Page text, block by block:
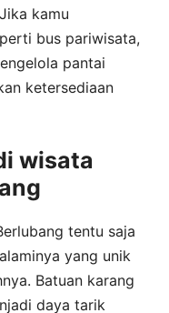
kamu
bus pariwisata,
pantai
ketersediaan
wisata
tentu saja
yang unik
Batuan karang
daya tarik